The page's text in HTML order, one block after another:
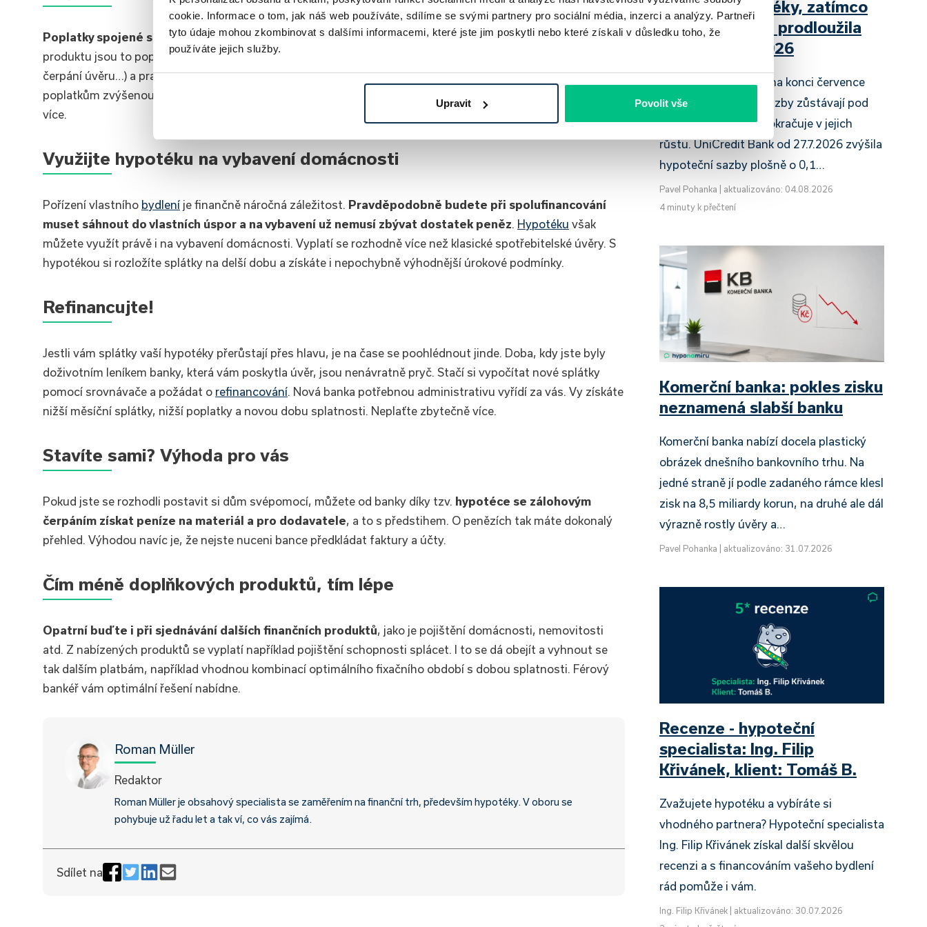
cookie. Informace o tom, jak náš web používáte, sdílíme se svými partnery pro sociální média, inzerci a analýzy. Partneři
tyto údaje mohou zkombinovat s dalšími informacemi, které jste jim poskytli nebo které získali v důsledku toho, že
používáte jejich služby.
Upravit Povolit vše
Poplatky spojené s hypotékou mohou její cenu nepříjemně navýšit. Jako u klasického bankovního
produktu jsou to poplatky jednorázové (například poplatek za znalecký posudek, za schválení úvěru, za
čerpání úvěru…) a pravidelné (například poplatek za vedení úvěrového účtu). Při výběru se vyplatí věnovat
poplatkům zvýšenou pozornost. Jsou totiž banky, které si některé poplatky vůbec neúčtují. Proč tedy platit
více.
Využijte hypotéku na vybavení domácnosti
Pořízení vlastního bydlení je finančně náročná záležitost. Pravděpodobně budete při spolufinancování
muset sáhnout do vlastních úspor a na vybavení už nemusí zbývat dostatek peněz Hypotéku však
můžete využít právě i na vybavení domácnosti. Vyplatí se rozhodně více než klasické spotřebitelské úvěry. S
hypotékou si rozložíte splátky na delší dobu a získáte i nepochybně výhodnější úrokové podmínky.
Refinancujte!
Jestli vám splátky vaší hypotéky přerůstají přes hlavu, je na čase se poohlédnout jinde. Doba, kdy jste byly
doživotním leníkem banky, která vám poskytla úvěr, jsou nenávratně pryč. Stačí si vypočítat nové splátky
pomocí srovnávače a požádat o refinancování . Nová banka potřebnou administrativu vyřídí za vás. Vy získáte
nižší měsíční splátky, nižší poplatky a novou dobu splatnosti. Neplaťte zbytečně více.
Stavíte sami? Výhoda pro vás
Pokud jste se rozhodli postavit si dům svépomocí, můžete od banky díky tzv. hypotéce se zálohovým
čerpáním získat peníze na materiál a pro dodavatele, a to s předstihem. O penězích tak máte dokonalý
přehled. Výhodou navíc je, že nejste nuceni bance předkládat faktury a účty.
Čím méně doplňkových produktů, tím lépe
Opatrní buďte i při sjednávání dalších finančních produktů, jako je pojištění domácnosti, nemovitosti
atd. Z nabízených produktů se vyplatí například pojištění schopnosti splácet. I to se dá obejít a vyhnout se
tak dalším platbám, například vhodnou kombinací optimálního fixačního období s dobou splatnosti. Férový
bankéř vám optimální řešení nabídne.
Roman Müller
Redaktor
Roman Müller je obsahový specialista se zaměřením na finanční trh, především hypotéky. V oboru se
pohybuje už řadu let a tak ví, co vás zajímá.
Sdílet na
zdražuje hypotéky, zatímco
Raiffeisenbank prodloužila
slevu do 6.9.2026
Český hypoteční trh na konci července
2026 potvrzuje, že sazby zůstávají pod
tlakem a část bank pokračuje v jejich
růstu. UniCredit Bank od 27.7.2026 zvýšila
hypoteční sazby plošně o 0,1…
Pavel Pohanka
aktualizováno: 04.08.2026
4 minuty k přečtení
Komerční banka: pokles zisku
neznamená slabší banku
Komerční banka nabízí docela plastický
obrázek dnešního bankovního trhu. Na
jedné straně jí podle zadaného rámce klesl
zisk na 8,5 miliardy korun, na druhé ale dál
výrazně rostly úvěry a…
Pavel Pohanka aktualizováno: 31.07.2026
Recenze - hypoteční
specialista: Ing. Filip
Křivánek, klient: Tomáš B.
Zvažujete hypotéku a vybíráte si
vhodného partnera? Hypoteční specialista
Ing. Filip Křivánek získal další skvělou
recenzi a s financováním vašeho bydlení
rád pomůže i vám.
Ing. Filip Křivánek
aktualizováno: 30.07.2026